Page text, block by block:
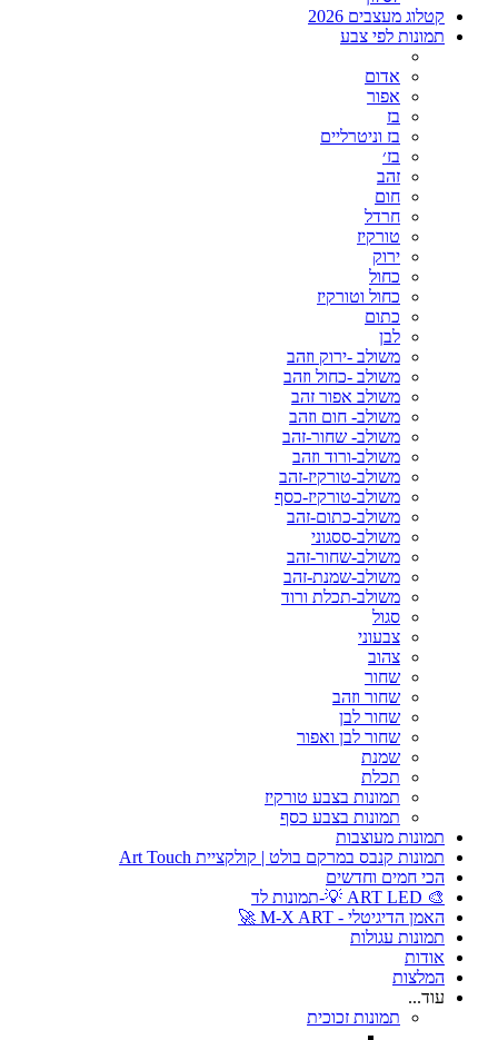
קטלוג מעצבים 2026
תמונות לפי צבע
אדום
אפור
בז
בז וניטרליים
בז׳
זהב
חום
חרדל
טורקיז
ירוק
כחול
כחול וטורקיז
כתום
לבן
משולב -ירוק וזהב
משולב -כחול וזהב
משולב אפור זהב
משולב- חום וזהב
משולב- שחור-זהב
משולב-ורוד וזהב
משולב-טורקיז-זהב
משולב-טורקיז-כסף
משולב-כתום-זהב
משולב-ססגוני
משולב-שחור-זהב
משולב-שמנת-זהב
משולב-תכלת ורוד
סגול
צבעוני
צהוב
שחור
שחור וזהב
שחור לבן
שחור לבן ואפור
שמנת
תכלת
תמונות בצבע טורקיז
תמונות בצבע כסף
תמונות מעוצבות
תמונות קנבס במרקם בולט | קולקציית Art Touch
הכי חמים וחדשים
🎨 ART LED 💡-תמונות לד
האמן הדיגיטלי - M-X ART 🚀
תמונות עגולות
אודות
המלצות
עוד...
תמונות זכוכית